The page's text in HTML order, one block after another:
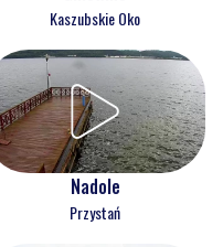
Kaszubskie Oko
Nadole
Przystań